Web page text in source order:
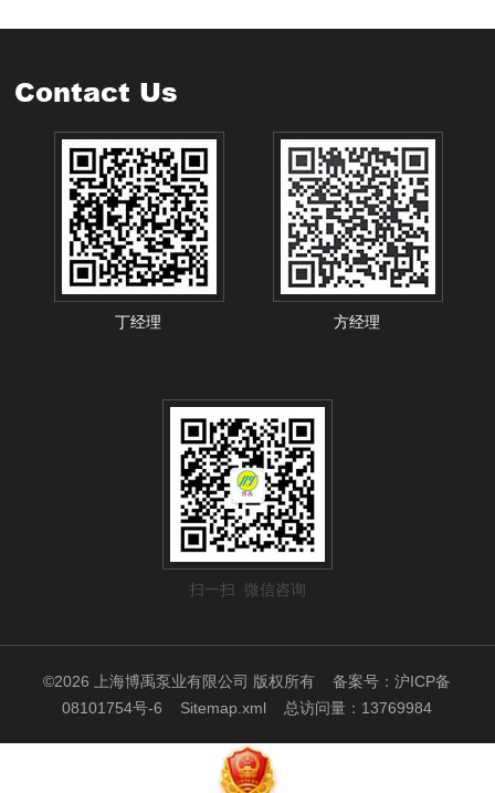
Contact Us
丁经理 方经理
扫一扫 微信咨询
©2026 上海博禹泵业有限公司 版权所有备案号：沪ICP备
08101754号-6
Sitemap.xml 总访问量：13769984